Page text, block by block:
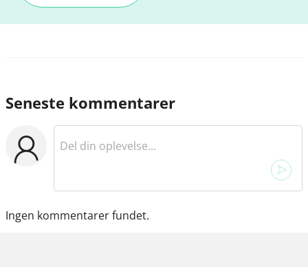
Seneste kommentarer
Ingen kommentarer fundet.